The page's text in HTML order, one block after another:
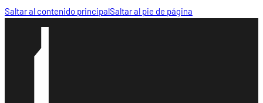
Saltar al contenido principalSaltar al pie de página